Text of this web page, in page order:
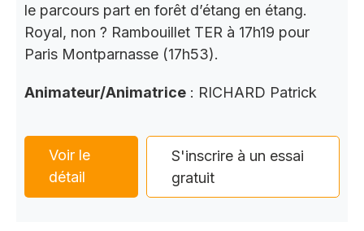
le parcours part en forêt d’étang en étang.
Royal, non ? Rambouillet TER à 17h19 pour
Paris Montparnasse (17h53).
Animateur/Animatrice : RICHARD Patrick
Voir le
détail
S'inscrire à un essai
gratuit